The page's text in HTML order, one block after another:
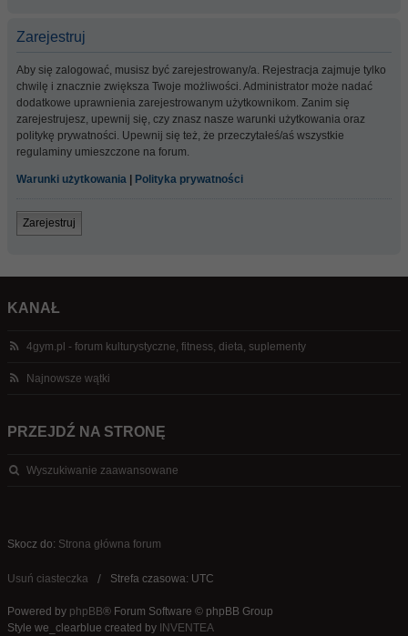
Zarejestruj
Aby się zalogować, musisz być zarejestrowany/a. Rejestracja zajmuje tylko
chwilę i znacznie zwiększa Twoje możliwości. Administrator może nadać
dodatkowe uprawnienia zarejestrowanym użytkownikom. Zanim się
zarejestrujesz, upewnij się, czy znasz nasze warunki użytkowania oraz
politykę prywatności. Upewnij się też, że przeczytałeś/aś wszystkie
regulaminy umieszczone na forum.
Warunki użytkowania Polityka prywatności
Zarejestruj
KANAŁ
4gym.pl - forum kulturystyczne, fitness, dieta, suplementy
Najnowsze wątki
PRZEJDŹ NA STRONĘ
Wyszukiwanie zaawansowane
Skocz do: Strona główna forum
Usuń ciasteczka Strefa czasowa: UTC
Powered by phpBB® Forum Software © phpBB Group
Style we_clearblue created by INVENTEA